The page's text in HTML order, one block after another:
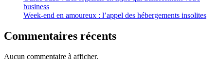
business
Week-end en amoureux : l’appel des hébergements insolites
Commentaires récents
Aucun commentaire à afficher.